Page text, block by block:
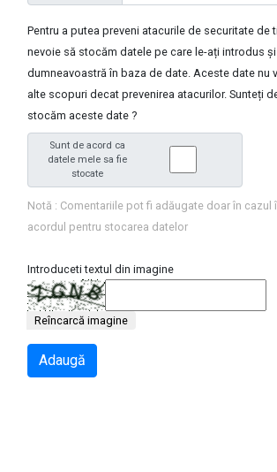
Pentru a putea preveni atacurile de securitate de
nevoie să stocăm datele pe care le-ați introdus și
dumneavoastră în baza de date. Aceste date nu
alte scopuri decat prevenirea atacurilor. Sunteți
stocăm aceste date ?
Sunt de acord ca
datele mele sa fie
stocate
Notă : Comentariile pot fi adăugate doar în cazul
acordul pentru stocarea datelor
Introduceti textul din imagine
Reîncarcă imagine
Adaugă